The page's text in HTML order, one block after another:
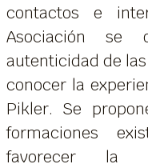
contactos e
Asociación se
autenticidad de
conocer la
Pikler. Se
formaciones
favorecer la